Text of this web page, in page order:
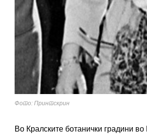
Фото: Принтскрин
Во Кралските ботанички градини